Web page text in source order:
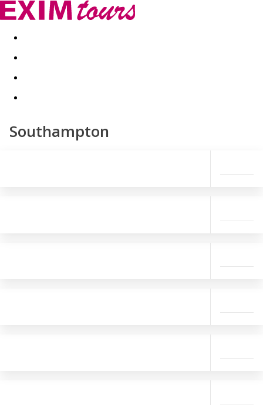
Akční nabídky Last minute
Southampton